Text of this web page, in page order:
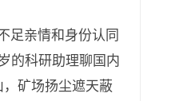
足亲情和身份认同
的科研助理聊国内
矿场扬尘遮天蔽